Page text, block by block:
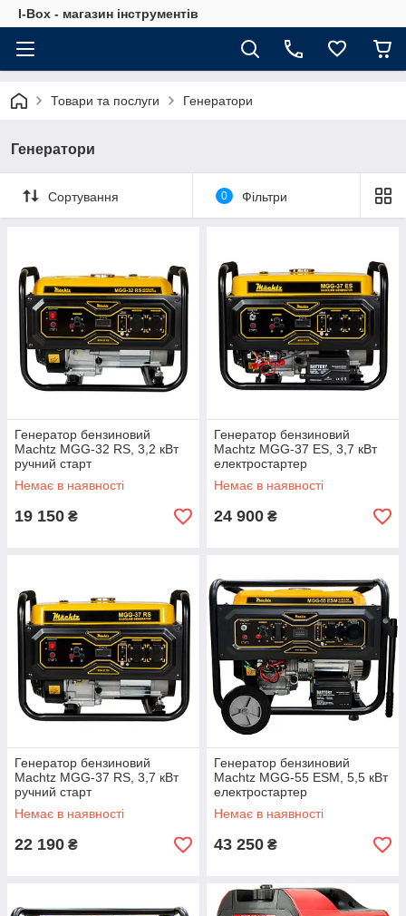
I-Box - магазин інструментів
Товари та послуги Генератори
Генератори
Сортування 0 Фільтри
Генератор бензиновий
Machtz MGG-32 RS, 3,2 кВт
ручний старт
Немає в наявності
19 150 ₴
Генератор бензиновий
Machtz MGG-37 ES, 3,7 кВт
електростартер
Немає в наявності
24 900 ₴
Генератор бензиновий
Machtz MGG-37 RS, 3,7 кВт
ручний старт
Немає в наявності
22 190 ₴
Генератор бензиновий
Machtz MGG-55 ESM, 5,5 кВт
електростартер
Немає в наявності
43 250 ₴